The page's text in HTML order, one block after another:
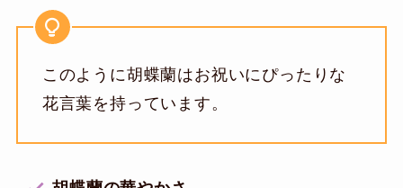
このように胡蝶蘭はお祝いにぴったりな
花言葉を持っています。